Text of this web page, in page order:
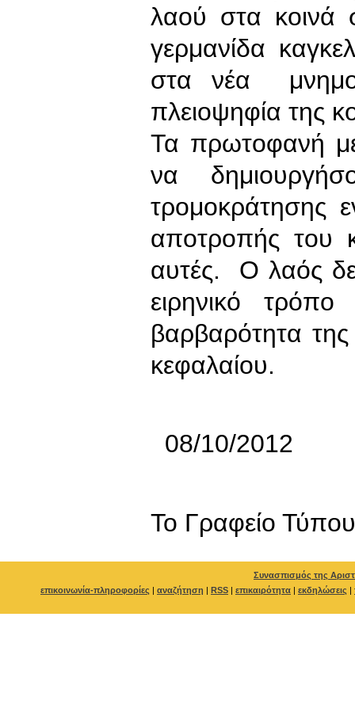
λαού στα κοινά
γερμανίδα
στα νέα
πλειοψηφία της
Τα πρωτοφανή
να
τρομοκράτησης
αποτροπής του
αυτές. Ο λαός
ειρηνικό
βαρβαρότητα
κεφαλαίου.
08/10/2012
To Γραφείο Τύπου
Συνασπισμός της
επικοινωνία-πληροφορίες | αναζήτηση | RSS | επικαιρότητα | εκδηλώσεις |